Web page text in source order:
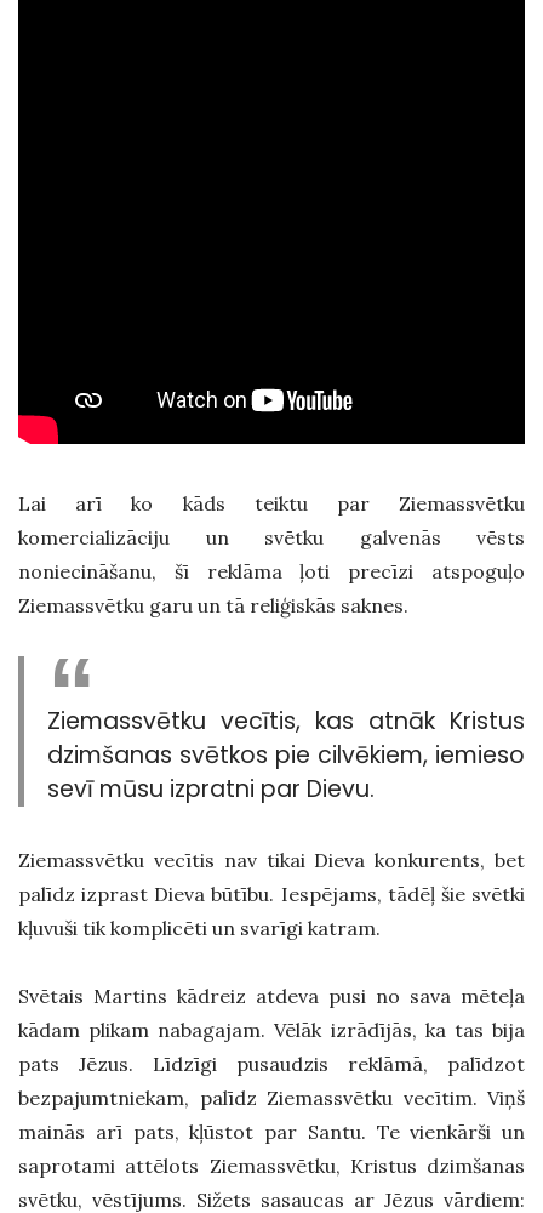
Lai arī ko kāds teiktu par Ziemassvētku
komercializāciju un svētku galvenās vēsts
noniecināšanu, šī reklāma ļoti precīzi atspoguļo
Ziemassvētku garu un tā reliģiskās saknes.
Ziemassvētku vecītis, kas atnāk Kristus
dzimšanas svētkos pie cilvēkiem, iemieso
sevī mūsu izpratni par Dievu.
Ziemassvētku vecītis nav tikai Dieva konkurents, bet
palīdz izprast Dieva būtību. Iespējams, tādēļ šie svētki
kļuvuši tik komplicēti un svarīgi katram.
Svētais Martins kādreiz atdeva pusi no sava mēteļa
kādam plikam nabagajam. Vēlāk izrādījās, ka tas bija
pats Jēzus. Līdzīgi pusaudzis reklāmā, palīdzot
bezpajumtniekam, palīdz Ziemassvētku vecītim. Viņš
mainās arī pats, kļūstot par Santu. Te vienkārši un
saprotami attēlots Ziemassvētku, Kristus dzimšanas
svētku, vēstījums. Sižets sasaucas ar Jēzus vārdiem: